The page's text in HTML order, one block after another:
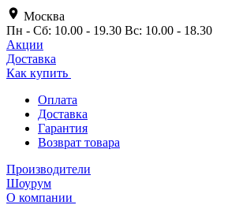
Москва
Пн - Сб: 10.00 - 19.30 Вс: 10.00 - 18.30
Акции
Доставка
Как купить
Оплата
Доставка
Гарантия
Возврат товара
Производители
Шоурум
О компании